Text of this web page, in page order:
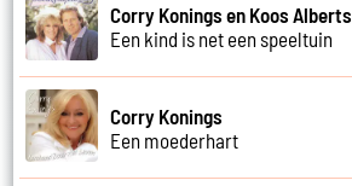
Corry Konings en Koos Alberts
Een kind is net een speeltuin
Corry Konings
Een moederhart